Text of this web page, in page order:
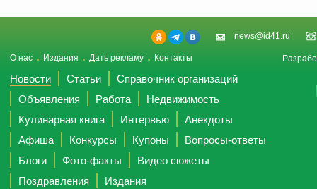
news@id41.ru
О нас Издания Дать рекламу Контакты
Новости Статьи
Справочник организаций
Объявления
Работа
Недвижимость
Кулинарная книга
Интервью
Анекдоты
Афиша
Конкурсы Купоны
Вопросы-ответы
Блоги
Фото-факты
Видео сюжеты
Поздравления
Издания